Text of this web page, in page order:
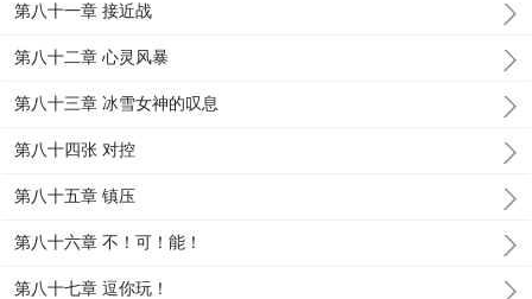
第八十一章 接近战
第八十二章 心灵风暴
第八十三章 冰雪女神的叹息
第八十四张 对控
第八十五章 镇压
第八十六章 不！可！能！
第八十七章 逗你玩！